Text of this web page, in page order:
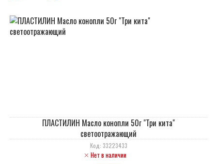
ПЛАСТИЛИН Масло конопли 50г "Три кита"
светоотражающий
Код: 33223433
Нет в наличии